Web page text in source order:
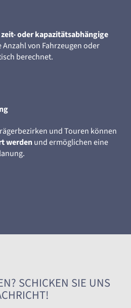
zeit- oder kapazitätsabhängige
Anzahl von Fahrzeugen oder
berechnet.
und Touren können
werdenund ermöglichen eine
SCHICKEN SIE UNS